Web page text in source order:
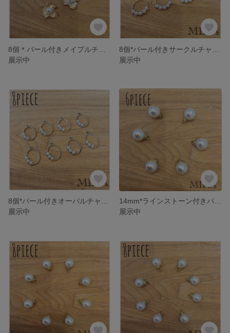
展示中
展示中
展示中
展示中